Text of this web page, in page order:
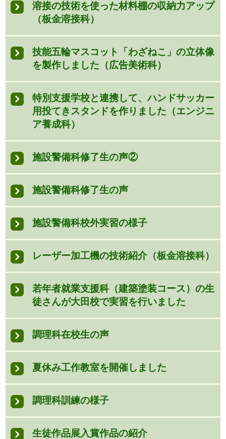
溶接の技術を使った材料棚の収納力アップ
（板金溶接科）
技能五輪マスコット「わざねこ」の立体像
を製作しました（広告美術科）
特別支援学校と連携して、ハンドサッカー
用投てきスタンドを作りました（エンジニ
ア養成科）
施設警備科修了生の声②
施設警備科修了生の声
施設警備科校外実習の様子
レーザー加工機の技術紹介（板金溶接科）
若年者就業支援科（建築塗装コース）の生
徒さんが大田校で実習を行いました
調理科在校生の声
夏休み工作教室を開催しました
調理科訓練の様子
生徒作品展入賞作品の紹介